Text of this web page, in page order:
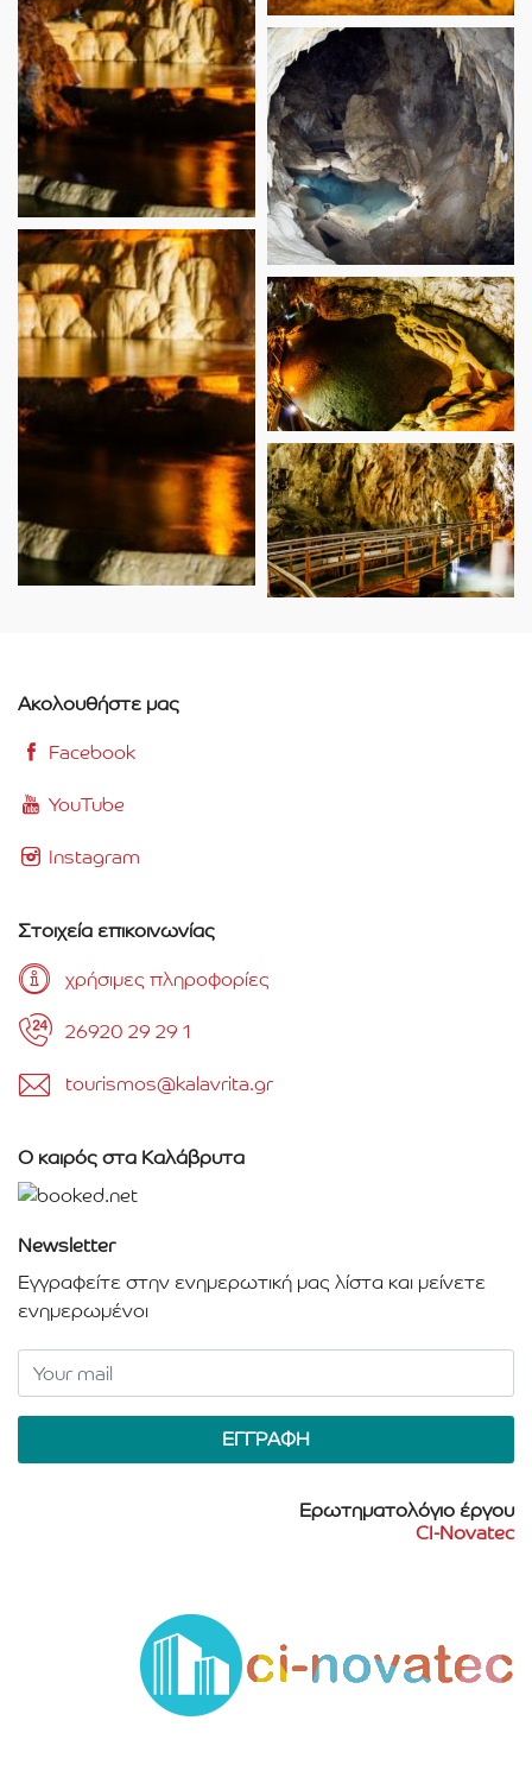
Ακολουθήστε μας
Facebook
YouTube
Instagram
Στοιχεία επικοινωνίας
χρήσιμες πληροφορίες
26920 29 29 1
tourismos@kalavrita.gr
Ο καιρός στα Καλάβρυτα
Newsletter
Εγγραφείτε στην ενημερωτική μας λίστα και μείνετε
ενημερωμένοι
Ερωτηματολόγιο έργου
CI-Novatec